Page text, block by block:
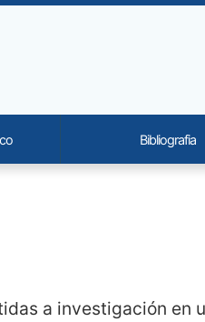
a investigación en
Bibliografia